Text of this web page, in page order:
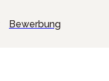
Bewerbung